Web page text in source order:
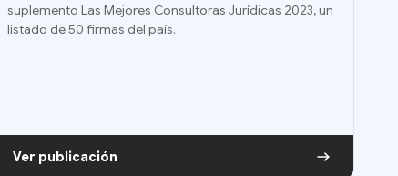
suplemento Las Mejores Consultoras Jurídicas 2023, un
listado de 50 firmas del país.
Ver publicación